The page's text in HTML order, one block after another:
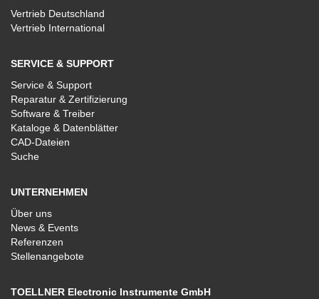
Vertrieb Deutschland
Vertrieb International
SERVICE & SUPPORT
Service & Support
Reparatur & Zertifizierung
Software & Treiber
Kataloge & Datenblätter
CAD-Dateien
Suche
UNTERNEHMEN
Über uns
News & Events
Referenzen
Stellenangebote
TOELLNER Electronic Instrumente GmbH